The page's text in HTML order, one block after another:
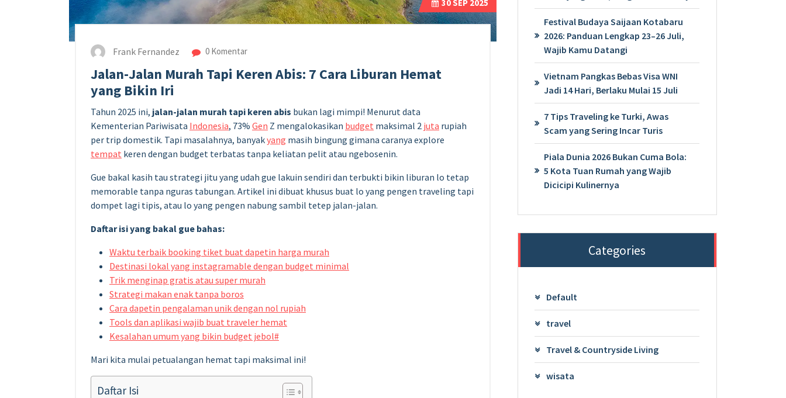
30SEP 2025
Frank Fernandez 0 Komentar
Jalan-Jalan Murah Tapi Keren Abis: 7 Cara Liburan Hemat
yang Bikin Iri
Tahun 2025 ini, jalan-jalan murah tapi keren abis bukan lagi mimpi! Menurut data
Kementerian Pariwisata Indonesia, 73% Gen Z mengalokasikan budget maksimal 2 juta rupiah
per trip domestik. Tapi masalahnya, banyakyang masih bingung gimana caranya explore
tempat keren dengan budget terbatas tanpa keliatan pelit atau ngebosenin.
Gue bakal kasih tau strategi jitu yang udah gue lakuin sendiri dan terbukti bikin liburan lo tetap
memorable tanpa nguras tabungan. Artikel ini dibuat khusus buat lo yang pengen traveling tapi
dompet lagi tipis, atau lo yang pengen nabung sambil tetep jalan-jalan.
Daftar isi yang bakal gue bahas:
Waktu terbaik booking tiket buat dapetin harga murah
Destinasi lokal yang instagramable dengan budget minimal
Trik menginap gratis atau super murah
Strategi makan enak tanpa boros
Cara dapetin pengalaman unik dengan nol rupiah
Tools dan aplikasi wajib buat traveler hemat
Kesalahan umum yang bikin budget jebol#
Mari kita mulai petualangan hemat tapi maksimal ini!
Daftar Isi
Festival Budaya Saijaan Kotabaru
2026: Panduan Lengkap 23–26 Juli,
Wajib Kamu Datangi
Vietnam Pangkas Bebas Visa WNI
Jadi 14 Hari, Berlaku Mulai 15 Juli
7 Tips Traveling ke Turki, Awas
Scam yang Sering Incar Turis
Piala Dunia 2026 Bukan Cuma Bola:
5 Kota Tuan Rumah yang Wajib
Dicicipi Kulinernya
Categories
Default
travel
Travel & Countryside Living
wisata